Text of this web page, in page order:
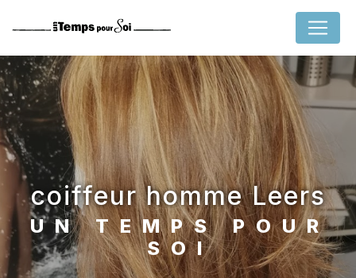
coiffeur homme Leers
UN TEMPS POUR
SOI